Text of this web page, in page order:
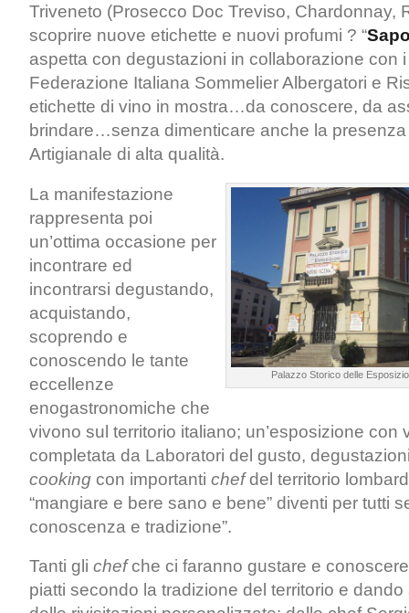
Triveneto (Prosecco Doc Treviso, Chardonnay,
scoprire nuove etichette e nuovi profumi ? “
aspetta con degustazioni in collaborazione con
Federazione Italiana Sommelier Albergatori e
etichette di vino in mostra…da conoscere, da
brindare…senza dimenticare anche la presenza
Artigianale di alta qualità.
Palazzo Storico delle
La manifestazione
rappresenta poi
un’ottima occasione per
incontrare ed
incontrarsi degustando,
acquistando,
scoprendo e
conoscendo le tante
eccellenze
enogastronomiche che
vivono sul territorio italiano; un’esposizione con
completata da Laboratori del gusto,
cooking con importanti chefdel territorio
“mangiare e bere sano e bene” diventi per tutti
conoscenza e tradizione”.
Tanti gli chefche ci faranno gustare e conoscere
piatti secondo la tradizione del territorio e